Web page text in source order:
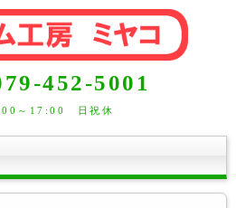
452-5001
～17:00 日祝休